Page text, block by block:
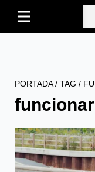
PORTADA/ TAG /